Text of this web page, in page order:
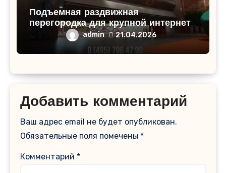
Подъемная раздвижная
перегородка для крупной интернет-
компании: Идеальное решение для
разделения пространства
admin 21.04.2026
Добавить комментарий
Ваш адрес email не будет опубликован.
Обязательные поля помечены *
Комментарий *